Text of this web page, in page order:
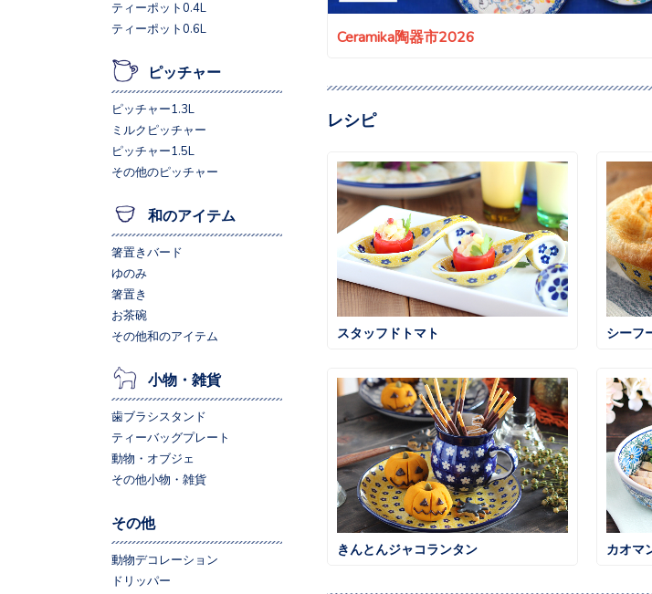
Ceramika陶器市2026
レシピ
スタッフドトマト シーフ
きんとんジャコランタン カオマ
ティーポット0.4L
ティーポット0.6L
ピッチャー
ピッチャー1.3L
ミルクピッチャー
ピッチャー1.5L
その他のピッチャー
和のアイテム
箸置きバード
ゆのみ
箸置き
お茶碗
その他和のアイテム
小物・雑貨
歯ブラシスタンド
ティーバッグプレート
動物・オブジェ
その他小物・雑貨
その他
動物デコレーション
ドリッパー